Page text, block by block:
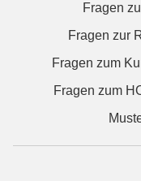
Fragen
Fragen zur
Fragen zum
Fragen zum